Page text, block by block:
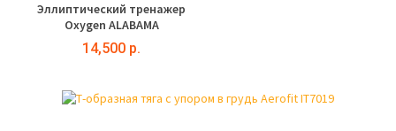
Эллиптический тренажер
Oxygen ALABAMA
14,500 р.